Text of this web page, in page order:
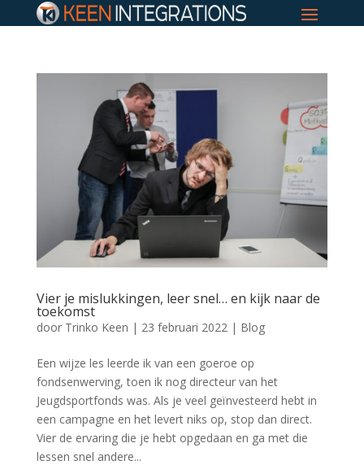
Vier je mislukkingen, leer snel… en kijk naar de
toekomst
door Trinko Keen | 23 februari 2022| Blog
Een wijze les leerde ik van een goeroe op
fondsenwerving, toen ik nog directeur van het
Jeugdsportfonds was. Als je veel geïnvesteerd hebt in
een campagne en het levert niks op, stop dan direct.
Vier de ervaring die je hebt opgedaan en ga met die
lessen snel andere...